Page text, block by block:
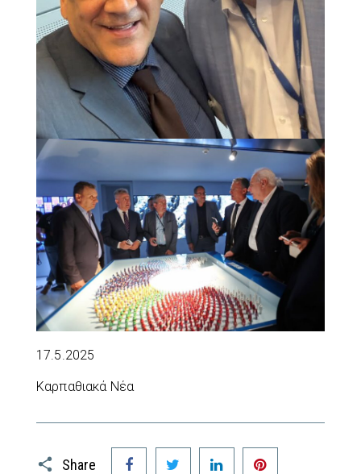
17.5.2025
Καρπαθιακά Νέα
Share
Facebook Twitter LinkedIn